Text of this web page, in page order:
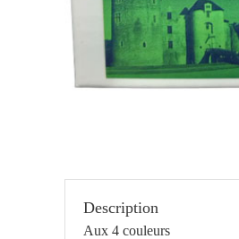
Description
Aux 4 couleurs